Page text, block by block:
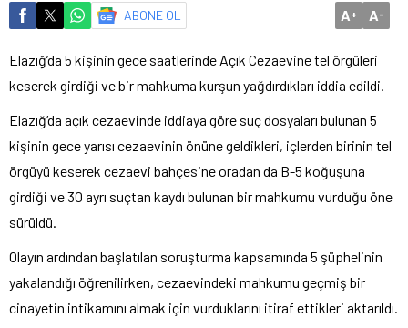
ABONE OL A+ A-
Elazığ’da 5 kişinin gece saatlerinde Açık Cezaevine tel örgüleri
keserek girdiği ve bir mahkuma kurşun yağdırdıkları iddia edildi.
Elazığ’da açık cezaevinde iddiaya göre suç dosyaları bulunan 5
kişinin gece yarısı cezaevinin önüne geldikleri, içlerden birinin tel
örgüyü keserek cezaevi bahçesine oradan da B-5 koğuşuna
girdiği ve 30 ayrı suçtan kaydı bulunan bir mahkumu vurduğu öne
sürüldü.
Olayın ardından başlatılan soruşturma kapsamında 5 şüphelinin
yakalandığı öğrenilirken, cezaevindeki mahkumu geçmiş bir
cinayetin intikamını almak için vurduklarını itiraf ettikleri aktarıldı.